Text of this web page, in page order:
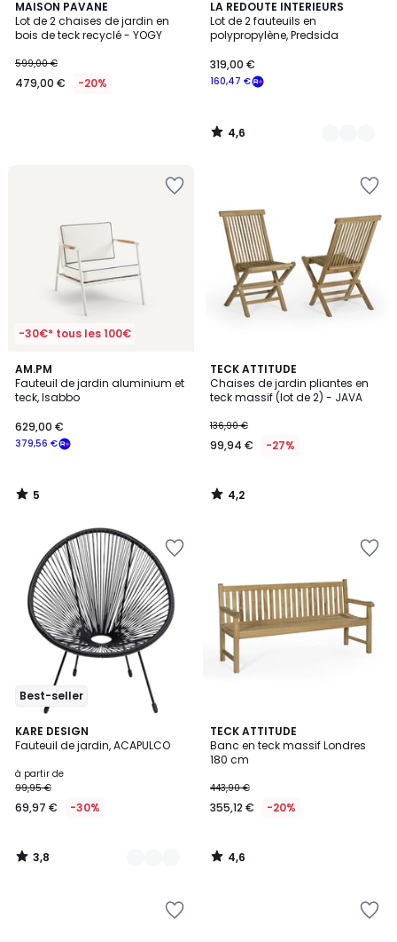
MAISON PAVANE
Lot de 2 chaises de jardin en
bois de teck recyclé - YOGY
599,00 €
479,00 € -20%
LA REDOUTE INTERIEURS
Lot de 2 fauteuils en
polypropylène, Predsida
160,47 €
319,00 €
4,6
/ 5
2
Couleurs
4,6
/
-30€* tous les 100€
AM.PM
Fauteuil de jardin aluminium et
teck, Isabbo
379,56 €
629,00 €
5
/
5
5
/
TECK ATTITUDE
Chaises de jardin pliantes en
teck massif (lot de 2) - JAVA
136,90 €
99,94 € -27%
4,2
/ 5
4,2
/
Best-seller
KARE DESIGN
Fauteuil de jardin, ACAPULCO
à partir de
99,95 €
69,97 € -30%
3,8
/ 5
13
Couleurs
3,8
/
TECK ATTITUDE
Banc en teck massif Londres
180 cm
443,90 €
355,12 € -20%
4,6
/ 5
4,6
/